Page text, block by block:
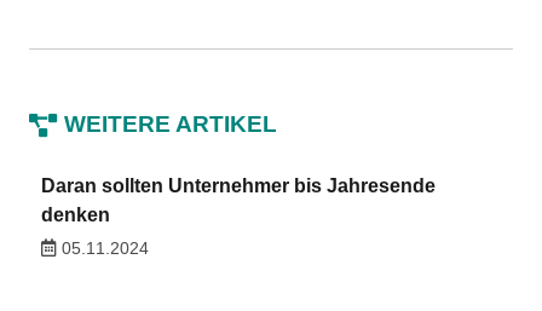
WEITERE ARTIKEL
Daran sollten Unternehmer bis Jahresende
denken
05.11.2024